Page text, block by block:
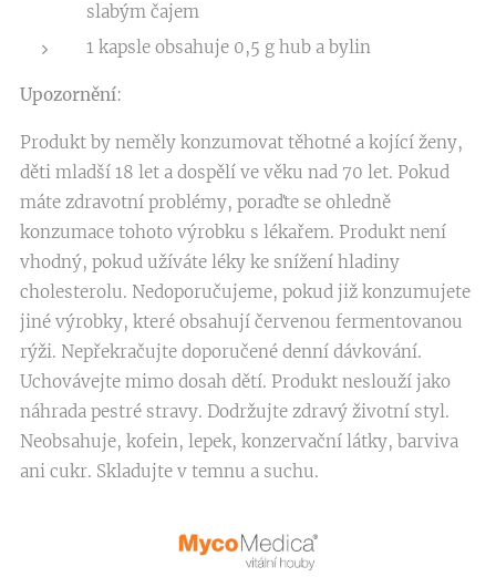
slabým čajem
1 kapsle obsahuje 0,5 g hub a bylin
Upozornění:
Produkt by neměly konzumovat těhotné a kojící ženy,
děti mladší 18 let a dospělí ve věku nad 70 let. Pokud
máte zdravotní problémy, poraďte se ohledně
konzumace tohoto výrobku s lékařem. Produkt není
vhodný, pokud užíváte léky ke snížení hladiny
cholesterolu. Nedoporučujeme, pokud již konzumujete
jiné výrobky, které obsahují červenou fermentovanou
rýži. Nepřekračujte doporučené denní dávkování.
Uchovávejte mimo dosah dětí. Produkt neslouží jako
náhrada pestré stravy. Dodržujte zdravý životní styl.
Neobsahuje, kofein, lepek, konzervační látky, barviva
ani cukr. Skladujte v temnu a suchu.